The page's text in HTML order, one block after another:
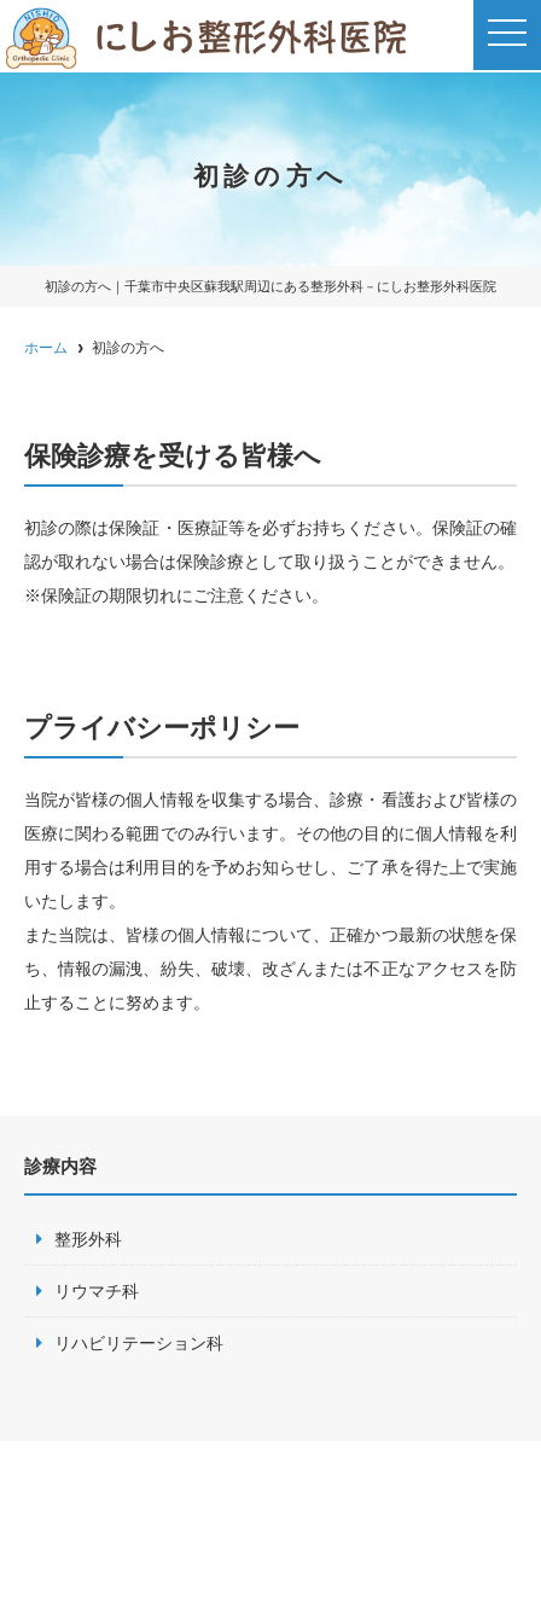
t
o
g
初診の方へ
初診の方へ｜千葉市中央区蘇我駅周辺にある整形外科－にしお整形外科医院
ホーム 初診の方へ
保険診療を受ける皆様へ
初診の際は保険証・医療証等を必ずお持ちください。保険証の確
認が取れない場合は保険診療として取り扱うことができません。
※保険証の期限切れにご注意ください。
プライバシーポリシー
当院が皆様の個人情報を収集する場合、診療・看護および皆様の
医療に関わる範囲でのみ行います。その他の目的に個人情報を利
用する場合は利用目的を予めお知らせし、ご了承を得た上で実施
いたします。
また当院は、皆様の個人情報について、正確かつ最新の状態を保
ち、情報の漏洩、紛失、破壊、改ざんまたは不正なアクセスを防
止することに努めます。
診療内容
整形外科
リウマチ科
リハビリテーション科